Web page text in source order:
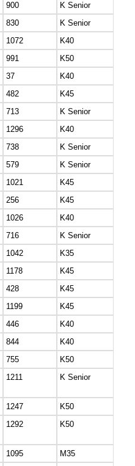
900
K Senior
830 K Senior
1072 K40
991 K50
37
K40
482
K45
713 K Senior
1296 K40
738 K Senior
579 K Senior
1021 K45
256 K45
1026 K40
716 K Senior
1042 K35
1178 K45
428 K45
1199 K45
446 K40
844 K40
755 K50
1211 K Senior
1247 K50
1292 K50
1095 M35